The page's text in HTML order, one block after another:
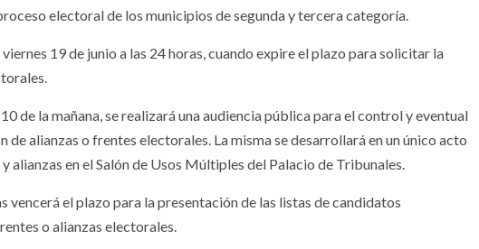
electoral de los municipios de segunda y tercera categoría.
19 de junio a las 24 horas, cuando expire el plazo para solicitar la
de la mañana, se realizará una audiencia pública para el control y eventual
alianzas o frentes electorales. La misma se desarrollará en un único acto
en el Salón de Usos Múltiples del Palacio de Tribunales.
vencerá el plazo para la presentación de las listas de candidatos
o alianzas electorales.